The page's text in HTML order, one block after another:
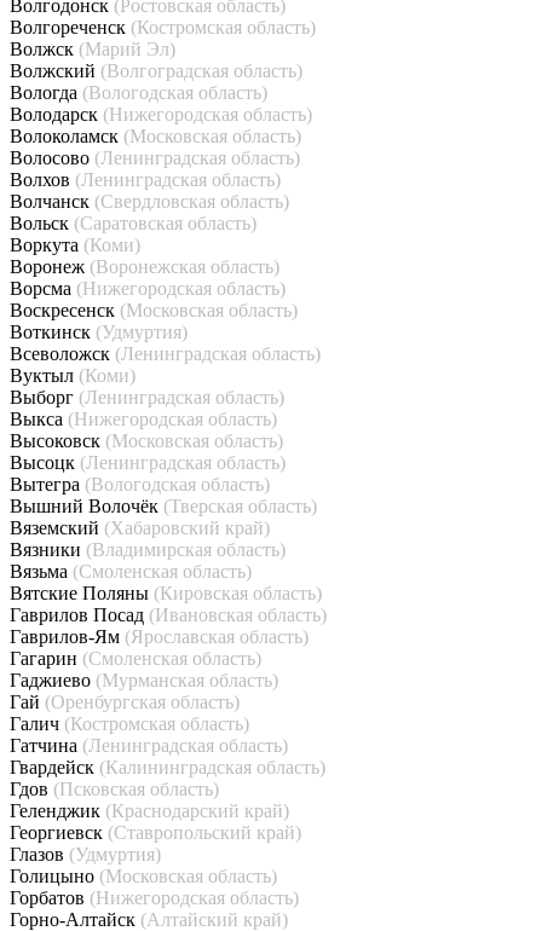
Волгодонск (Ростовская область)
Волгореченск (Костромская область)
Волжск (Марий Эл)
Волжский (Волгоградская область)
Вологда (Вологодская область)
Володарск (Нижегородская область)
Волоколамск (Московская область)
Волосово (Ленинградская область)
Волхов (Ленинградская область)
Волчанск (Свердловская область)
Вольск (Саратовская область)
Воркута (Коми)
Воронеж (Воронежская область)
Ворсма (Нижегородская область)
Воскресенск (Московская область)
Воткинск (Удмуртия)
Всеволожск (Ленинградская область)
Вуктыл (Коми)
Выборг (Ленинградская область)
Выкса (Нижегородская область)
Высоковск (Московская область)
Высоцк (Ленинградская область)
Вытегра (Вологодская область)
Вышний Волочёк (Тверская область)
Вяземский (Хабаровский край)
Вязники (Владимирская область)
Вязьма (Смоленская область)
Вятские Поляны (Кировская область)
Гаврилов Посад (Ивановская область)
Гаврилов-Ям (Ярославская область)
Гагарин (Смоленская область)
Гаджиево (Мурманская область)
Гай (Оренбургская область)
Галич (Костромская область)
Гатчина (Ленинградская область)
Гвардейск (Калининградская область)
Гдов (Псковская область)
Геленджик (Краснодарский край)
Георгиевск (Ставропольский край)
Глазов (Удмуртия)
Голицыно (Московская область)
Горбатов (Нижегородская область)
Горно-Алтайск (Алтайский край)